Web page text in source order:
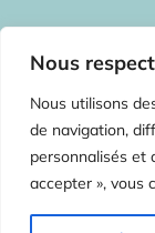
Nous
Nous utilisons
de navigation,
personnalisés et
accepter », vous
©2026 La Source